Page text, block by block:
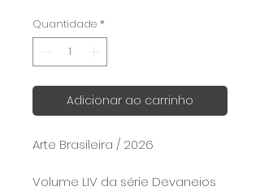
Quantidade *
Adicionar ao carrinho
Arte Brasileira / 2026
Volume LIV da série Devaneios